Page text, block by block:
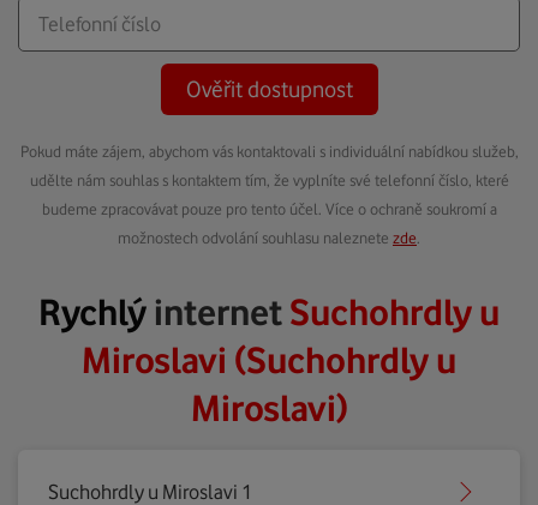
Ověřit dostupnost
Pokud máte zájem, abychom vás kontaktovali s individuální nabídkou služeb,
udělte nám souhlas s kontaktem tím, že vyplníte své telefonní číslo, které
budeme zpracovávat pouze pro tento účel. Více o ochraně soukromí a
možnostech odvolání souhlasu naleznete zde
RychlýinternetSuchohrdly u
Miroslavi (Suchohrdly u
Miroslavi)
Suchohrdly u Miroslavi 1